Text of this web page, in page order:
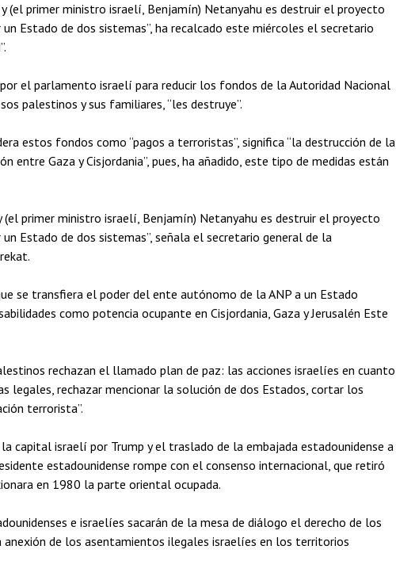
(el primer ministro israelí, Benjamín) Netanyahu es destruir el proyecto
Estado de dos sistemas”, ha recalcado este miércoles el secretario
el parlamento israelí para reducir los fondos de la Autoridad Nacional
palestinos y sus familiares, “les destruye”.
estos fondos como “pagos a terroristas”, significa “la destrucción de la
entre Gaza y Cisjordania”, pues, ha añadido, este tipo de medidas están
(el primer ministro israelí, Benjamín) Netanyahu es destruir el proyecto
Estado de dos sistemas”, señala el secretario general de la
se transfiera el poder del ente autónomo de la ANP a un Estado
como potencia ocupante en Cisjordania, Gaza y Jerusalén Este
rechazan el llamado plan de paz: las acciones israelíes en cuanto
legales, rechazar mencionar la solución de dos Estados, cortar los
terrorista”.
capital israelí por Trump y el traslado de la embajada estadounidense a
estadounidense rompe con el consenso internacional, que retiró
en 1980 la parte oriental ocupada.
e israelíes sacarán de la mesa de diálogo el derecho de los
de los asentamientos ilegales israelíes en los territorios